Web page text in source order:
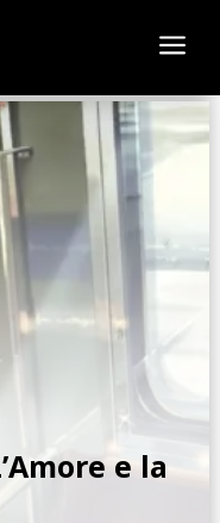
a
e la